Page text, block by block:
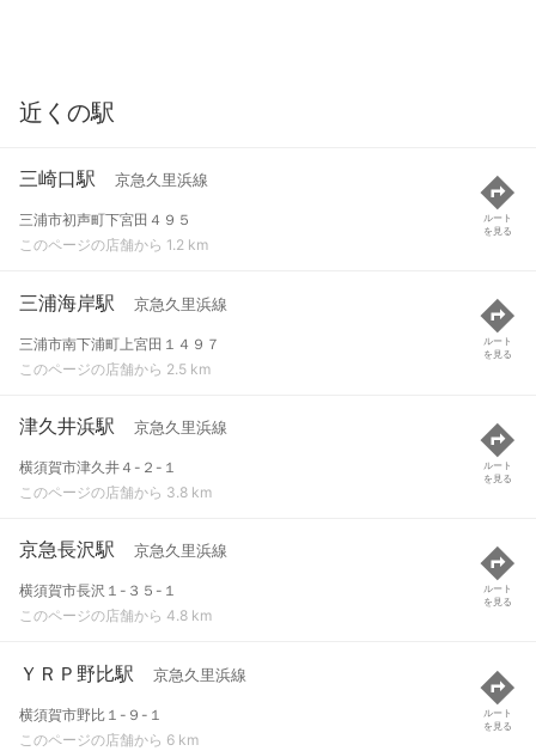
近くの駅
三崎口駅 京急久里浜線
三浦市初声町下宮田４９５
このページの店舗から 1.2 km
ルート
を見る
三浦海岸駅 京急久里浜線
三浦市南下浦町上宮田１４９７
このページの店舗から 2.5 km
ルート
を見る
津久井浜駅 京急久里浜線
横須賀市津久井４-２-１
このページの店舗から 3.8 km
ルート
を見る
京急長沢駅 京急久里浜線
横須賀市長沢１-３５-１
このページの店舗から 4.8 km
ルート
を見る
ＹＲＰ野比駅 京急久里浜線
横須賀市野比１-９-１
このページの店舗から 6 km
ルート
を見る